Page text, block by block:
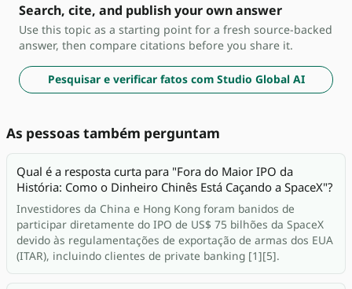
Search, cite, and publish your own answer
Use this topic as a starting point for a fresh source-backed
answer, then compare citations before you share it.
Pesquisar e verificar fatos com Studio Global AI
As pessoas também perguntam
Qual é a resposta curta para "Fora do Maior IPO da
História: Como o Dinheiro Chinês Está Caçando a SpaceX"?
Investidores da China e Hong Kong foram banidos de
participar diretamente do IPO de US$ 75 bilhões da SpaceX
devido às regulamentações de exportação de armas dos EUA
(ITAR), incluindo clientes de private banking [1][5].